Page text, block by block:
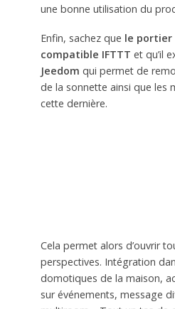
une bonne utilisation du
Enfin, sachez que le portier
compatible IFTTT et qu’il
Jeedom qui permet de
de la sonnette ainsi que les
cette dernière.
Cela permet alors d’ouvrir
perspectives. Intégration
domotiques de la maison,
sur événements, message